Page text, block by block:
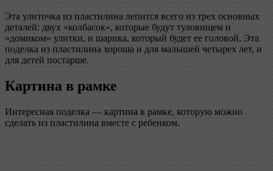
Эта улиточка из пластилина лепится всего из трех основных
деталей: двух «колбасок», которые будут туловищем и
«домиком» улитки, и шарика, который будет ее головой. Эта
поделка из пластилина хороша и для малышей четырех лет, и
для детей постарше.
Картина в рамке
Интересная поделка — картина в рамке, которую можно
сделать из пластилина вместе с ребенком.